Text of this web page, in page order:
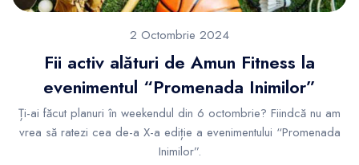
2 Octombrie 2024
Fii activ alături de Amun Fitness la
evenimentul “Promenada Inimilor”
Ți-ai făcut planuri în weekendul din 6 octombrie? Fiindcă nu am
vrea să ratezi cea de-a X-a ediție a evenimentului “Promenada
Inimilor”.